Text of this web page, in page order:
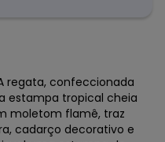
regata, confeccionada
estampa tropical cheia
moletom flamê, traz
cadarço decorativo e